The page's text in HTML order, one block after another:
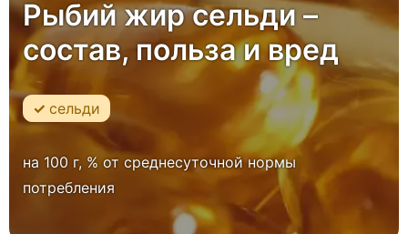
Рыбий жир сельди –
состав, польза и вред
сельди
на 100 г, % от среднесуточной нормы
потребления